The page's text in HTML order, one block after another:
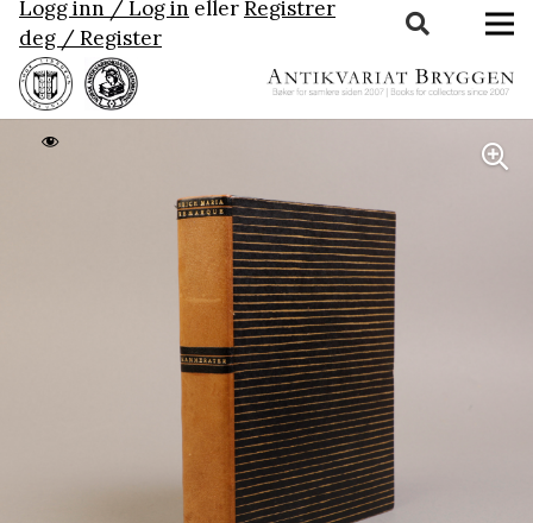
Logg inn / Log in ellerRegistrer
deg / Register